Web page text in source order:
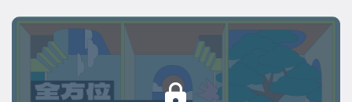
第五章 【領導階段】強勢策略